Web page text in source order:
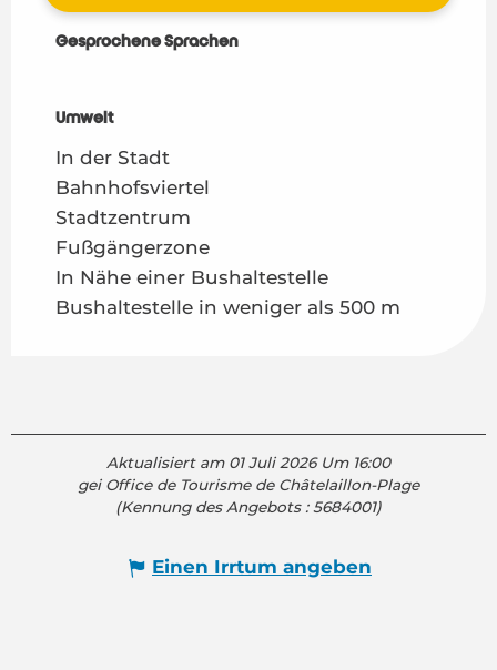
Gesprochene Sprachen
Gesprochene Sprachen
Umwelt
Umwelt
In der Stadt
Bahnhofsviertel
Stadtzentrum
Fußgängerzone
In Nähe einer Bushaltestelle
Bushaltestelle in weniger als 500 m
Aktualisiert am 01 Juli 2026 Um 16:00
gei Office de Tourisme de Châtelaillon-Plage
(Kennung des Angebots :5684001)
Einen Irrtum angeben